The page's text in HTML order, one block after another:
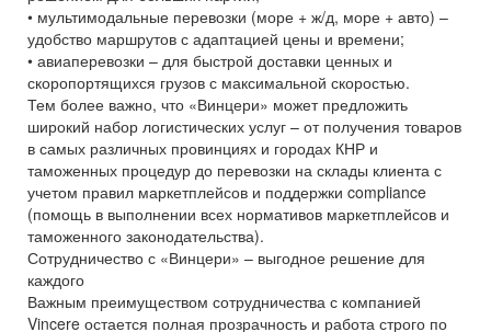
• мультимодальные перевозки (море + ж/д, море + авто) –
удобство маршрутов с адаптацией цены и времени;
• авиаперевозки – для быстрой доставки ценных и
скоропортящихся грузов с максимальной скоростью.
Тем более важно, что «Винцери» может предложить
широкий набор логистических услуг – от получения товаров
в самых различных провинциях и городах КНР и
таможенных процедур до перевозки на склады клиента с
учетом правил маркетплейсов и поддержки compliance
(помощь в выполнении всех нормативов маркетплейсов и
таможенного законодательства).
Сотрудничество с «Винцери» – выгодное решение для
каждого
Важным преимуществом сотрудничества с компанией
Vincere остается полная прозрачность и работа строго по